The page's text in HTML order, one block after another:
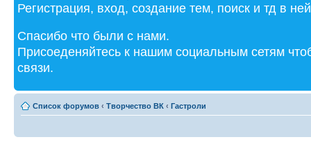
Регистрация, вход, создание тем, поиск и тд в
Спасибо что были с нами.
Присоеденяйтесь к нашим социальным сетям
связи.
Список форумов ‹ Творчество ВК ‹ Гастроли